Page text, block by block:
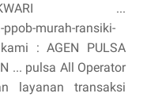
...
murah-ransiki-
: AGEN PULSA
... pulsa All Operator
layanan transaksi